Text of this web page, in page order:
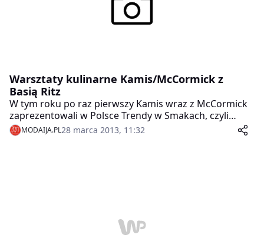
przyrządzonym na szybko w tygodniu, ciężko będzie
nam znaleźć kogoś, kto nie lubi zup. W Polskiej tradycji
Warsztaty kulinarne Kamis/McCormick z
Basią Ritz
W tym roku po raz pierwszy Kamis wraz z McCormick
zaprezentowali w Polsce Trendy w Smakach, czyli
zapowiedź tego, co będzie modne i smaczne w
najbliższym sezonie.
MODAIJA.PL28 marca 2013, 11:32